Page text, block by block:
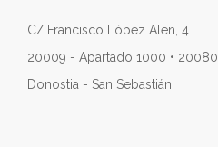
C/ Francisco López Alen, 4
20009 - Apartado 1000 • 20080
Donostia - San Sebastián